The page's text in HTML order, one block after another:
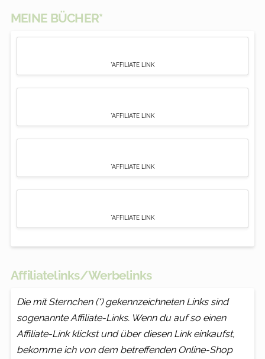
MEINE BÜCHER*
*AFFILIATE LINK
*AFFILIATE LINK
*AFFILIATE LINK
*AFFILIATE LINK
Affiliatelinks/Werbelinks
Die mit Sternchen (*) gekennzeichneten Links sind
sogenannte Affiliate-Links. Wenn du auf so einen
Affiliate-Link klickst und über diesen Link einkaufst,
bekomme ich von dem betreffenden Online-Shop